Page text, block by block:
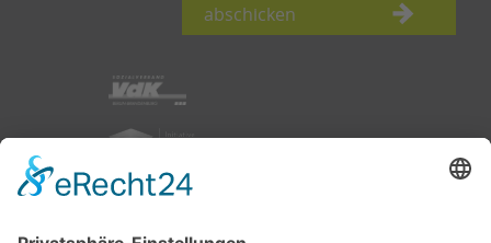
abschicken